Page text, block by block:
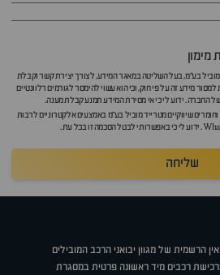
מימון
בע"מ, בעל השליטה במאגר המידע, לצורך יצירת קשר וקבלת
למסור מידע זה על פי חוק, וכי הוא עשוי להימסר לגורמים רלוונטיים
החברה. ידוע לי כי אי מסירת המידע תמנע קבלת מענה.
שיווקיים מטרייד מוביל בע"מ באמצעים אלקטרוניים לרבות
שליחה
הרשמית של מגוון יבואני הרכב המובילים
רכבים מיד ראשונה פרטית במסגרת